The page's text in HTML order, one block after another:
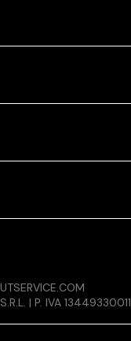
RELEASE
| P. IVA 13449330011